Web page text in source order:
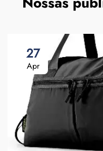
27
Apr